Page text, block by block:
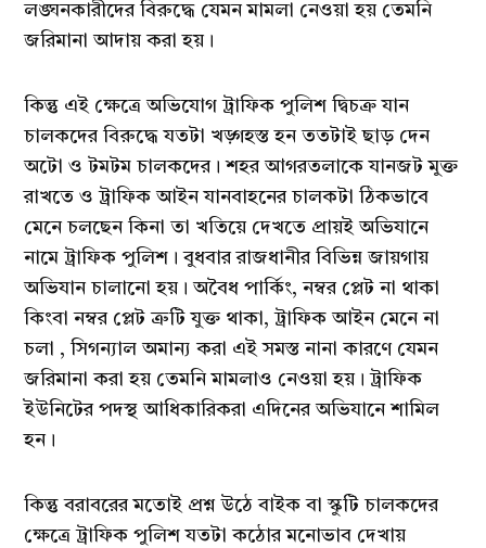
লঙ্ঘনকারীদের বিরুদ্ধে যেমন মামলা নেওয়া হয় তেমনি
জরিমানা আদায় করা হয়।
কিন্তু এই ক্ষেত্রে অভিযোগ ট্রাফিক পুলিশ দ্বিচক্র যান
চালকদের বিরুদ্ধে যতটা খড়্গহস্ত হন ততটাই ছাড় দেন
অটো ও টমটম চালকদের। শহর আগরতলাকে যানজট মুক্ত
রাখতে ও ট্রাফিক আইন যানবাহনের চালকটা ঠিকভাবে
মেনে চলছেন কিনা তা খতিয়ে দেখতে প্রায়ই অভিযানে
নামে ট্রাফিক পুলিশ। বুধবার রাজধানীর বিভিন্ন জায়গায়
অভিযান চালানো হয়। অবৈধ পার্কিং, নম্বর প্লেট না থাকা
কিংবা নম্বর প্লেট ত্রুটি যুক্ত থাকা, ট্রাফিক আইন মেনে না
চলা , সিগন্যাল অমান্য করা এই সমস্ত নানা কারণে যেমন
জরিমানা করা হয় তেমনি মামলাও নেওয়া হয়। ট্রাফিক
ইউনিটের পদস্থ আধিকারিকরা এদিনের অভিযানে শামিল
হন।
কিন্তু বরাবরের মতোই প্রশ্ন উঠে বাইক বা স্কুটি চালকদের
ক্ষেত্রে ট্রাফিক পুলিশ যতটা কঠোর মনোভাব দেখায়